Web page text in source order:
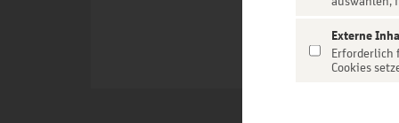
Externe
Erforderlich
Cookies